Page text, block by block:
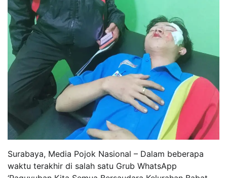
Surabaya, Media Pojok Nasional – Dalam beberapa
waktu terakhir di salah satu Grub WhatsApp